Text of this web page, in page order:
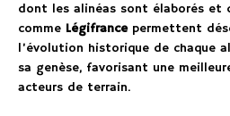
dont les alinéas sont élaborés et
comme Légifrancepermettent
l’évolution historique de chaque
sa genèse, favorisant une
acteurs de terrain.